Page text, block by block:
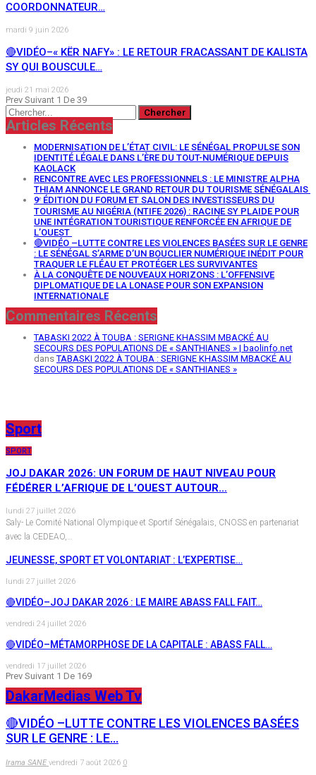
COORDONNATEUR…
mardi 9 juin 2026
🔴VIDÉO–« KËR NAFY» : LE RETOUR FRACASSANT DE KALISTA
SY QUI BOUSCULE…
jeudi 21 mai 2026
Prev Suivant 1 De 39
Articles Récents
MODERNISATION DE L’ÉTAT CIVIL: LE SÉNÉGAL PROPULSE SON
IDENTITÉ LÉGALE DANS L’ÈRE DU TOUT-NUMÉRIQUE DEPUIS
KAOLACK
RENCONTRE AVEC LES PROFESSIONNELS : LE MINISTRE ALPHA
THIAM ANNONCE LE GRAND RETOUR DU TOURISME SÉNÉGALAIS
9ᵉ ÉDITION DU FORUM ET SALON DES INVESTISSEURS DU
TOURISME AU NIGÉRIA (NTIFE 2026) : RACINE SY PLAIDE POUR
UNE INTÉGRATION TOURISTIQUE RENFORCÉE EN AFRIQUE DE
L’OUEST
🔴VIDÉO –LUTTE CONTRE LES VIOLENCES BASÉES SUR LE GENRE
: LE SÉNÉGAL S’ARME D’UN BOUCLIER NUMÉRIQUE INÉDIT POUR
TRAQUER LE FLÉAU ET PROTÉGER LES SURVIVANTES
À LA CONQUÊTE DE NOUVEAUX HORIZONS : L’OFFENSIVE
DIPLOMATIQUE DE LA LONASE POUR SON EXPANSION
INTERNATIONALE
Commentaires Récents
TABASKI 2022 À TOUBA : SERIGNE KHASSIM MBACKÉ AU
SECOURS DES POPULATIONS DE « SANTHIANES » | baolinfo.net
dansTABASKI 2022 À TOUBA : SERIGNE KHASSIM MBACKÉ AU
SECOURS DES POPULATIONS DE « SANTHIANES »
Sport
SPORT
JOJ DAKAR 2026: UN FORUM DE HAUT NIVEAU POUR
FÉDÉRER L’AFRIQUE DE L’OUEST AUTOUR…
lundi 27 juillet 2026
Saly- Le Comité National Olympique et Sportif Sénégalais, CNOSS en partenariat
avec la CEDEAO,…
JEUNESSE, SPORT ET VOLONTARIAT : L’EXPERTISE…
lundi 27 juillet 2026
🔴VIDÉO–JOJ DAKAR 2026 : LE MAIRE ABASS FALL FAIT…
vendredi 24 juillet 2026
🔴VIDÉO–MÉTAMORPHOSE DE LA CAPITALE : ABASS FALL…
vendredi 17 juillet 2026
Prev Suivant 1 De 169
DakarMedias Web Tv
🔴VIDÉO –LUTTE CONTRE LES VIOLENCES BASÉES
SUR LE GENRE : LE…
Irama SANEvendredi 7 août 2026 0